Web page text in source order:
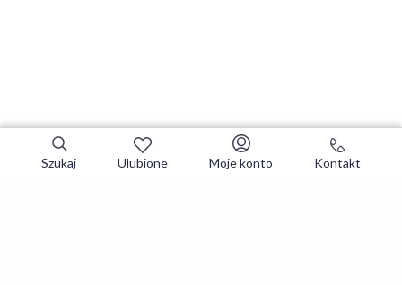
Szukaj Ulubione Moje konto Kontakt